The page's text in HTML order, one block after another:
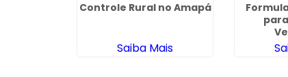
Controle Rural no Amapá
Saiba Mais